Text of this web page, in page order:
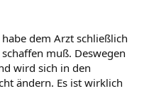
dem Arzt schließlich
muß. Deswegen
wird sich in den
ändern. Es ist wirklich